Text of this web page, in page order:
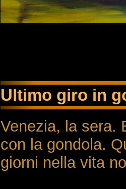
Ultimo giro in
Venezia, la sera.
con la gondola.
giorni nella vita